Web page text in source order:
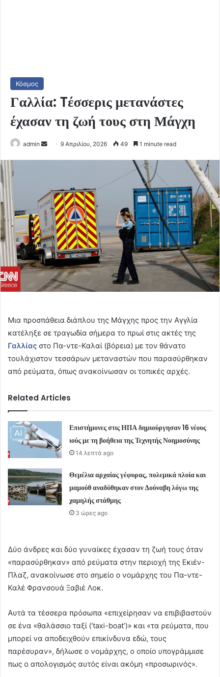
Κόσμος
Γαλλία: Tέσσερις μετανάστες
έχασαν τη ζωή τους στη Μάγχη
admin
Send9 Απριλίου, 2026 49 1 minute read
Μια προσπάθεια διάπλου της Μάγχης προς την Αγγλία
κατέληξε σε τραγωδία σήμερα το πρωί στις ακτές της
Γαλλίας στο Πα-ντε-Καλαί (βόρεια) με τον θάνατο
τουλάχιστον τεσσάρων μεταναστών που παρασύρθηκαν
από ρεύματα, όπως ανακοίνωσαν οι τοπικές αρχές.
Related Articles
Επιστήμονες στις ΗΠΑ δημιούργησαν 16 νέους
ιούς με τη βοήθεια της Τεχνητής Νοημοσύνης
14 λεπτά ago
Θεμέλια αρχαίας γέφυρας, πολεμικά πλοία και
μαμούθ αναδύθηκαν στον Δούναβη λόγω της
χαμηλής στάθμης
3 ώρες ago
Δύο άνδρες και δύο γυναίκες έχασαν τη ζωή τους όταν
«παρασύρθηκαν» από ρεύματα στην περιοχή της Εκιέν-
Πλαζ, ανακοίνωσε στο σημείο ο νομάρχης του Πα-ντε-
Καλέ Φρανσουά Ξαβιέ Λοκ.
Αυτά τα τέσσερα πρόσωπα «επιχείρησαν να επιβιβαστούν
σε ένα «θαλάσσιο ταξί (‘taxi-boat’)» και «τα ρεύματα, που
μπορεί να αποδειχθούν επικίνδυνα εδώ, τους
παρέσυραν», δήλωσε ο νομάρχης, ο οποίο υπογράμμισε
πως ο απολογισμός αυτός είναι ακόμη «προσωρινός».